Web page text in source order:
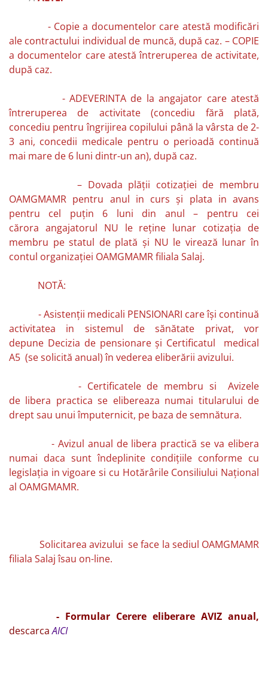
- Copie a documentelor care atestă modificări
ale contractului individual de muncă, după caz. – COPIE
a documentelor care atestă întreruperea de activitate,
după caz.
- ADEVERINTA de la angajator care atestă
întreruperea de activitate (concediu fără plată,
concediu pentru îngrijirea copilului până la vârsta de 2-
3 ani, concedii medicale pentru o perioadă continuă
mai mare de 6 luni dintr-un an), după caz.
– Dovada plăţii cotizaţiei de membru
OAMGMAMR pentru anul in curs şi plata in avans
pentru cel puţin 6 luni din anul – pentru cei
cărora angajatorul NU le reţine lunar cotizaţia de
membru pe statul de plată şi NU le virează lunar în
contul organizaţiei OAMGMAMR filiala Salaj.
NOTĂ:
- Asistenţii medicali PENSIONARI care îşi continuă
activitatea in sistemul de sănătate privat, vor
depune Decizia de pensionare şi Certificatul medical
A5 (se solicită anual) în vederea eliberării avizului.
- Certificatele de membru si Avizele
de libera practica se elibereaza numai titularului de
drept sau unui împuternicit, pe baza de semnătura.
- Avizul anual de libera practică se va elibera
numai daca sunt îndeplinite condiţiile conforme cu
legislaţia in vigoare si cu Hotărârile Consiliului Naţional
al OAMGMAMR.
Solicitarea avizului se face la sediul OAMGMAMR
filiala Salaj îsau on-line.
- Formular Cerere eliberare AVIZ anual,
descarca AICI